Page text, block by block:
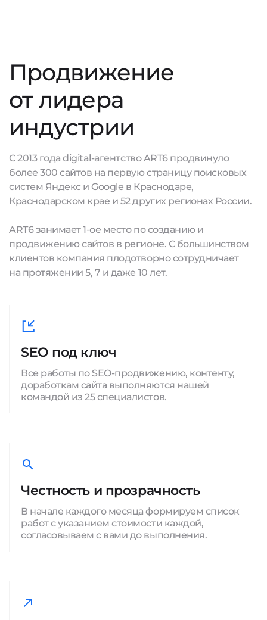
Продвижение
от лидера
индустрии
С 2013 года digital-агентство ART6 продвинуло
более 300 сайтов на первую страницу поисковых
систем Яндекс и Google в Краснодаре,
Краснодарском крае и 52 других регионах России.
ART6 занимает 1-ое место по созданию и
продвижению сайтов в регионе. С большинством
клиентов компания плодотворно сотрудничает
на протяжении 5, 7 и даже 10 лет.
SEO под ключ
Все работы по SEO-продвижению, контенту,
доработкам сайта выполняются нашей
командой из 25 специалистов.
Честность и прозрачность
В начале каждого месяца формируем список
работ с указанием стоимости каждой,
согласовываем с вами до выполнения.